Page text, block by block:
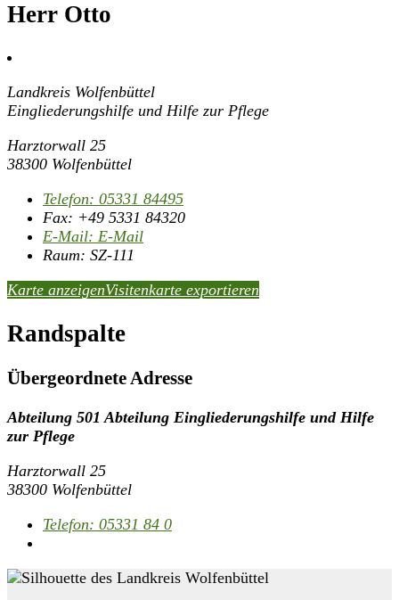
Herr Otto
Landkreis Wolfenbüttel
Eingliederungshilfe und Hilfe zur Pflege
Harztorwall 25
38300 Wolfenbüttel
Telefon: 05331 84495
Fax: +49 5331 84320
E-Mail: E-Mail
Raum: SZ-111
Karte anzeigenVisitenkarte exportieren
Randspalte
Übergeordnete Adresse
Abteilung 501 Abteilung Eingliederungshilfe und Hilfe
zur Pflege
Harztorwall 25
38300 Wolfenbüttel
Telefon: 05331 84 0